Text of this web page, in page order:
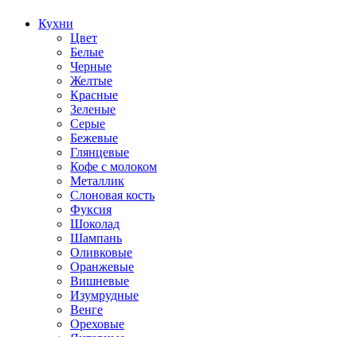
Кухни
Цвет
Белые
Черные
Желтые
Красные
Зеленые
Серые
Бежевые
Глянцевые
Кофе с молоком
Металлик
Слоновая кость
Фуксия
Шоколад
Шампань
Оливковые
Оранжевые
Вишневые
Изумрудные
Венге
Ореховые